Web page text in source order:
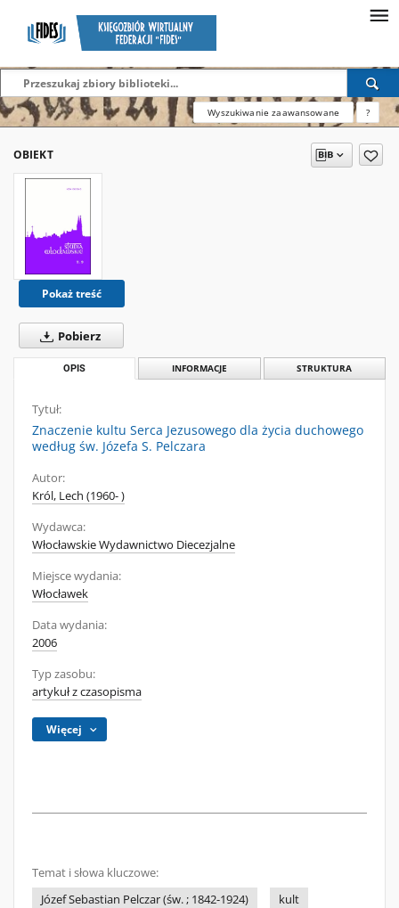
Wyszukiwanie zaawansowane ?
OBIEKT
Pokaż treść
Pobierz
OPIS INFORMACJE STRUKTURA
Tytuł:
Znaczenie kultu Serca Jezusowego dla życia duchowego
według św. Józefa S. Pelczara
Autor:
Król, Lech (1960- )
Wydawca:
Włocławskie Wydawnictwo Diecezjalne
Miejsce wydania:
Włocławek
Data wydania:
2006
Typ zasobu:
artykuł z czasopisma
Więcej
Temat i słowa kluczowe:
Józef Sebastian Pelczar (św. ; 1842-1924)
kult